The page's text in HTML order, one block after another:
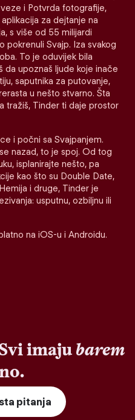
i Potvrda fotografije,
za dejtanje na
s više od 55 milijardi
pokrenuli Svajp. Iza svakog
To je oduvijek bila
upoznaš ljude koje inače
saputnika za putovanje,
u nešto stvarno. Šta
tražiš, Tinder ti daje prostor
i počni sa Svajpanjem.
nazad, to je spoj. Od tog
isplanirajte nešto, pa
kao što su Double Date,
i druge, Tinder je
usputnu, ozbiljnu ili
na iOS-u i Androidu.
imaju barem
pitanja